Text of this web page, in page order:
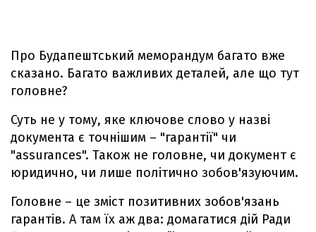
Про Будапештський меморандум багато вже
сказано. Багато важливих деталей, але що тут
головне?
Суть не у тому, яке ключове слово у назві
документа є точнішим – "гарантії" чи
"assurances". Також не головне, чи документ є
юридично, чи лише політично зобов'язуючим.
Головне – це зміст позитивних зобов'язань
гарантів. А там їх аж два: домагатися дій Ради